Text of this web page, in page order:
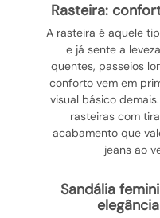
rasteira:
A rasteira é aquele
e já sente a
quentes, passeios
conforto vem em
visual básico
rasteiras com
acabamento que
jeans ao
sandália feminina rasteira: frescor e